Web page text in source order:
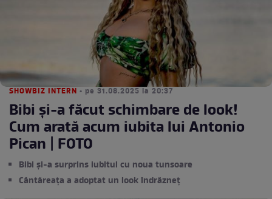
SHOWBIZ INTERN • pe 31.08.2025 la 20:37
Bibi și-a făcut schimbare de look!
Cum arată acum iubita lui Antonio
Pican | FOTO
Bibi și-a surprins iubitul cu noua tunsoare
Cântăreața a adoptat un look îndrăzneț